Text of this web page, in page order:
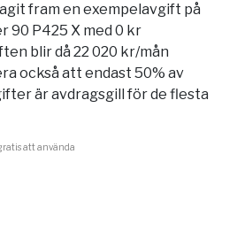
fram en exempelavgift på
90 P425 X med 0 kr
blir då 22 020 kr/mån
också att endast 50% av
är avdragsgill för de flesta
att använda